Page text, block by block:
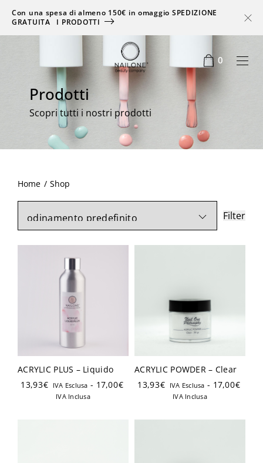
Con una spesa di almeno 150€ in omaggio SPEDIZIONE
GRATUITA
I PRODOTTI
0
Prodotti
Scopri tutti i nostri prodotti
Home / Shop
Filter
ACRYLIC PLUS – Liquido
13,93€ IVA Esclusa - 17,00€
IVA Inclusa
ACRYLIC POWDER – Clear
13,93€ IVA Esclusa - 17,00€
IVA Inclusa